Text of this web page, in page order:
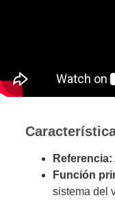
Referencia:
Función
sistema del